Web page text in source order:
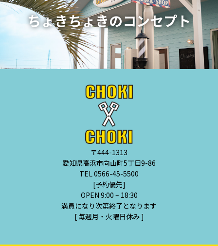
ちょきちょきのコンセプト
〒444-1313
愛知県高浜市向山町5丁目9-86
TEL 0566-45-5500
[予約優先]
OPEN 9:00 – 18:30
満員になり次第終了となります
[ 毎週月・火曜日休み ]